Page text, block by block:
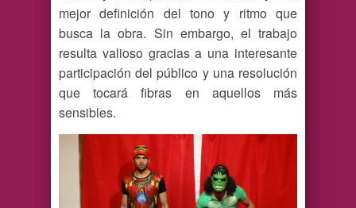
mejor definición del tono y ritmo que
busca la obra. Sin embargo, el trabajo
resulta valioso gracias a una interesante
participación del público y una resolución
que tocará fibras en aquellos más
sensibles.